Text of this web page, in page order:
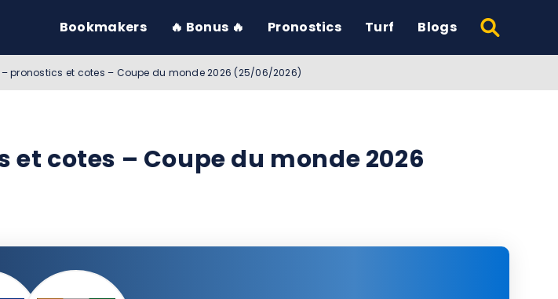
Bookmakers 🔥 Bonus 🔥 Pronostics Turf Blogs
pronostics et cotes – Coupe du monde 2026 (25/06/2026)
cotes – Coupe du monde 2026